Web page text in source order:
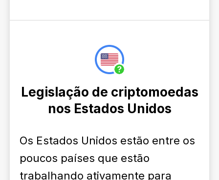
Legislação de criptomoedas
nos Estados Unidos
Os Estados Unidos estão entre os
poucos países que estão
trabalhando ativamente para